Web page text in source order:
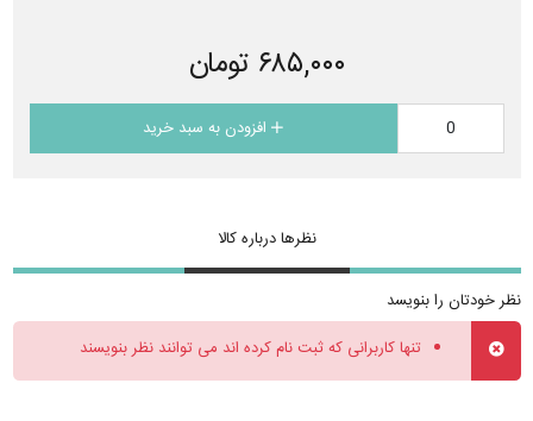
۶۸۵,۰۰۰ تومان
افزودن به سبد خرید
نظرها درباره کالا
نظر خودتان را بنویسد
تنها کاربرانی که ثبت نام کرده اند می توانند نظر بنویسند